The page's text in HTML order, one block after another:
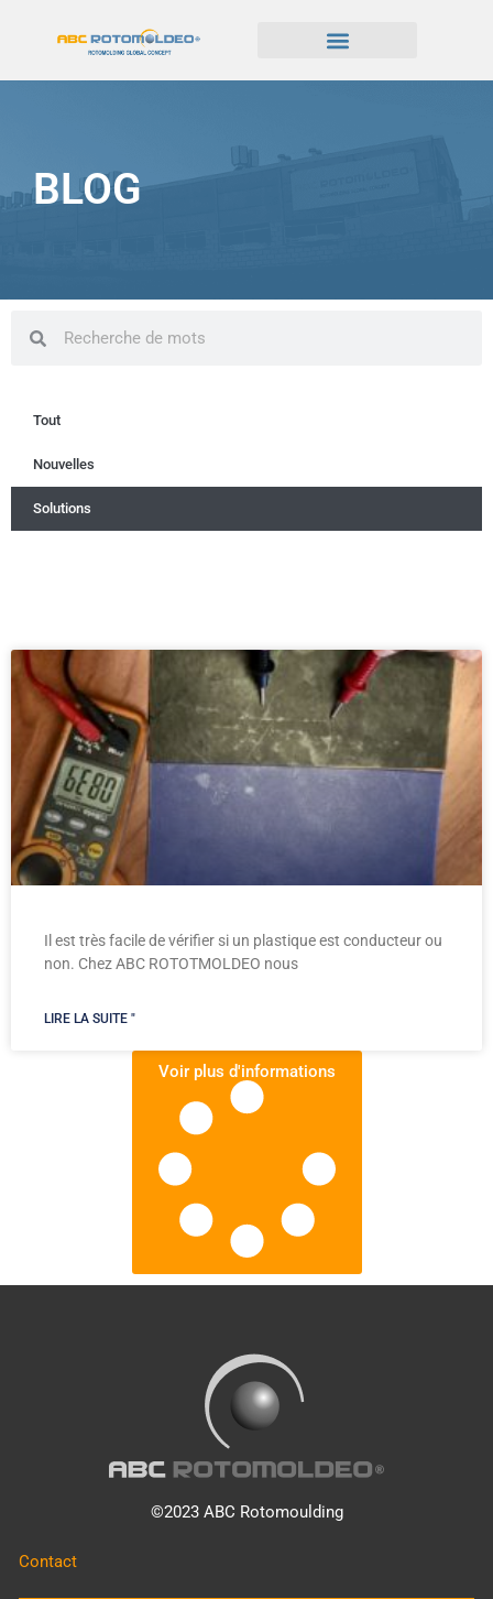
BLOG
Tout
Nouvelles
Solutions
Il est très facile de vérifier si un plastique est conducteur ou
non. Chez ABC ROTOTMOLDEO nous
LIRE LA SUITE "
Voir plus d'informations
©2023 ABC Rotomoulding
Contact